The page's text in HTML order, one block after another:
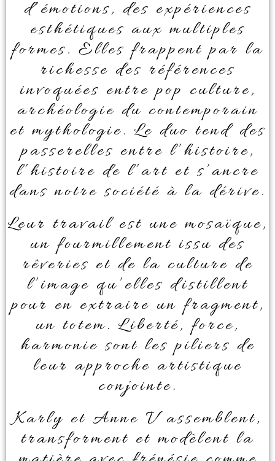
d’émotions, des expériences
esthétiques aux multiples
formes. Elles frappent par la
richesse des références
invoquées entre pop culture,
archéologie du contemporain
et mythologie. Le duo tend des
passerelles entre l’histoire,
l’histoire de l’art et s’ancre
dans notre société à la dérive.
Leur travail est une mosaïque,
un fourmillement issu des
rêveries et de la culture de
l’image qu’elles distillent
pour en extraire un fragment,
un totem. Liberté, force,
harmonie sont les piliers de
leur approche artistique
conjointe.
Karly et Anne V assemblent,
transforment et modèlent la